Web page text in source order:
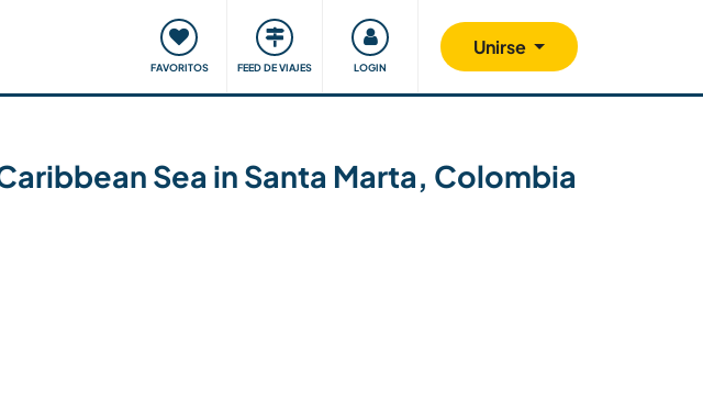
FAVORITOS FEED DE VIAJES LOGIN
Unirse
Viajar y aprender Comunidad Nos implicamos
Sea in Santa Marta, Colombia